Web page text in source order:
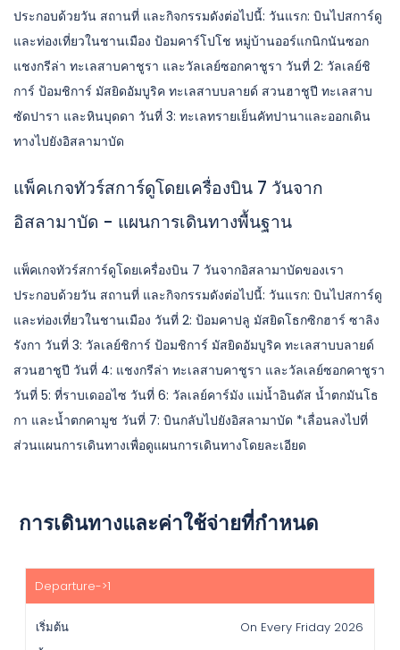
ประกอบด้วยวัน สถานที่ และกิจกรรมดังต่อไปนี้: วันแรก: บินไปสการ์ดู
และท่องเที่ยวในชานเมือง ป้อมคาร์โปโช หมู่บ้านออร์แกนิกนันซอก
แชงกรีล่า ทะเลสาบคาชูรา และวัลเลย์ซอกคาชูรา วันที่ 2: วัลเลย์ชิ
การ์ ป้อมชิการ์ มัสยิดอัมบูริค ทะเลสาบบลายด์ สวนฮาชูปี ทะเลสาบ
ซัดปารา และหินบุดดา วันที่ 3: ทะเลทรายเย็นคัทปานาและออกเดิน
ทางไปยังอิสลามาบัด
แพ็คเกจทัวร์สการ์ดูโดยเครื่องบิน 7 วันจาก
อิสลามาบัด - แผนการเดินทางพื้นฐาน
แพ็คเกจทัวร์สการ์ดูโดยเครื่องบิน 7 วันจากอิสลามาบัดของเรา
ประกอบด้วยวัน สถานที่ และกิจกรรมดังต่อไปนี้: วันแรก: บินไปสการ์ดู
และท่องเที่ยวในชานเมือง วันที่ 2: ป้อมคาปลู มัสยิดโธกซิกฮาร์ ซาลิง
รังกา วันที่ 3: วัลเลย์ชิการ์ ป้อมชิการ์ มัสยิดอัมบูริค ทะเลสาบบลายด์
สวนฮาชูปี วันที่ 4: แชงกรีล่า ทะเลสาบคาชูรา และวัลเลย์ซอกคาชูรา
วันที่ 5: ที่ราบเดออไซ วันที่ 6: วัลเลย์คาร์มัง แม่น้ำอินดัส น้ำตกมันโธ
กา และน้ำตกคามูช วันที่ 7: บินกลับไปยังอิสลามาบัด *เลื่อนลงไปที่
ส่วนแผนการเดินทางเพื่อดูแผนการเดินทางโดยละเอียด
การเดินทางและค่าใช้จ่ายที่กำหนด
เริ่ม
ต้น
สิ้น
On Every Friday 2026